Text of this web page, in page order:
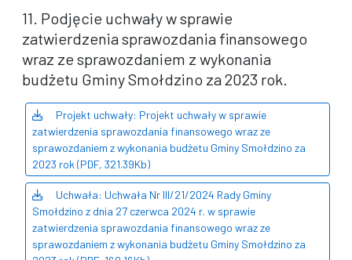
11. Podjęcie uchwały w sprawie
zatwierdzenia sprawozdania finansowego
wraz ze sprawozdaniem z wykonania
budżetu Gminy Smołdzino za 2023 rok.
Projekt uchwały: Projekt uchwały w sprawie
zatwierdzenia sprawozdania finansowego wraz ze
sprawozdaniem z wykonania budżetu Gminy Smołdzino za
2023 rok (PDF, 321.39Kb)
Uchwała: Uchwała Nr III/21/2024 Rady Gminy
Smołdzino z dnia 27 czerwca 2024 r. w sprawie
zatwierdzenia sprawozdania finansowego wraz ze
sprawozdaniem z wykonania budżetu Gminy Smołdzino za